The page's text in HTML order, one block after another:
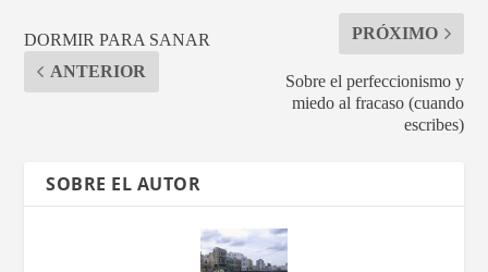
DORMIR PARA SANAR
ANTERIOR
PRÓXIMO
Sobre el perfeccionismo y
miedo al fracaso (cuando
escribes)
SOBRE EL AUTOR